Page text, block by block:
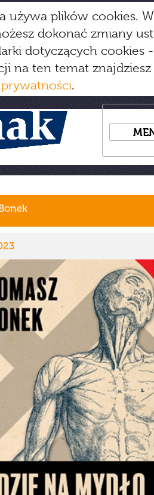
używa plików cookies.
dokonać zmiany
dotyczących cookies
na ten temat
.